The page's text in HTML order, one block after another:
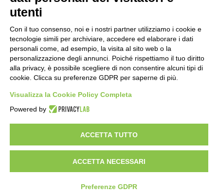
Calcola
Scorporo IVA
Importo lordo (€):
utenti
Con il tuo consenso, noi e i nostri partner utilizziamo i cookie e
tecnologie simili per archiviare, accedere ed elaborare i dati
personali come, ad esempio, la visita al sito web o la
personalizzazione degli annunci. Poiché rispettiamo il tuo diritto
alla privacy, è possibile scegliere di non consentire alcuni tipi di
cookie. Clicca su preferenze GDPR per saperne di più.
Visualizza la Cookie Policy Completa
Powered by
ACCETTA TUTTO
ACCETTA NECESSARI
Preferenze GDPR